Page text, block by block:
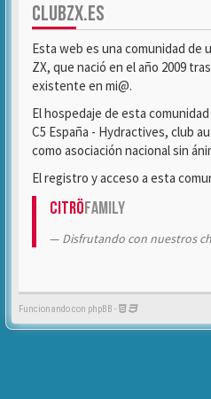
CLUBZX.ES
Esta web es una comunidad de
ZX, que nació en el año 2009
existente en mi@.
El hospedaje de esta
C5 España - Hydractives, club
como asociación nacional sin
El registro y acceso a esta
CitröFamily
Disfrutando con nuestros
Funcionando con phpBB -